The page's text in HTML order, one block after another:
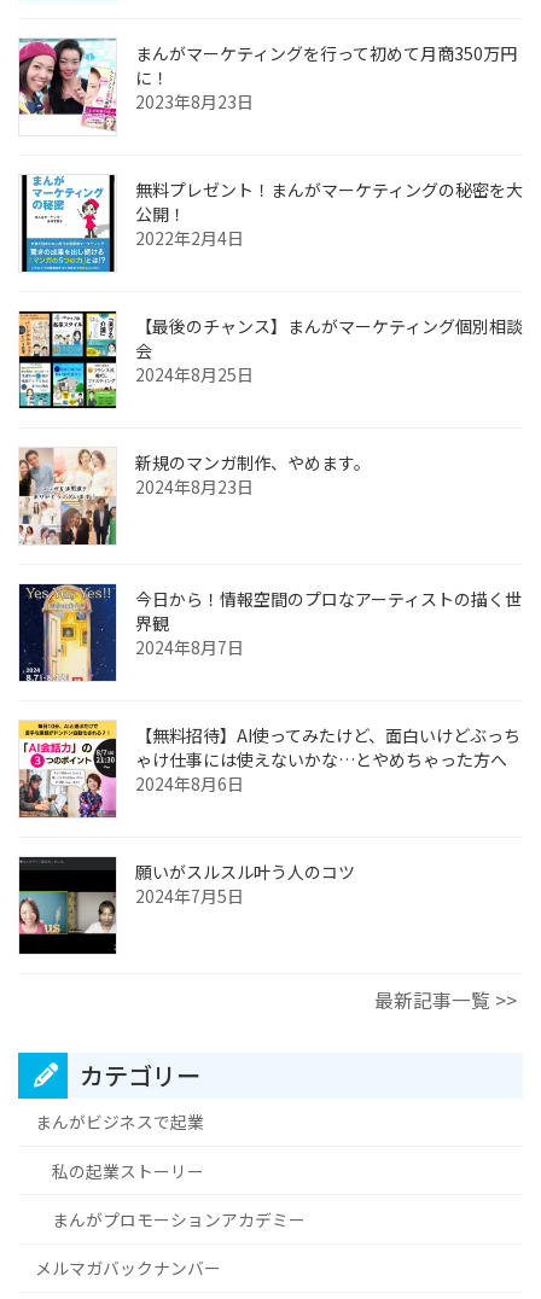
まんがマーケティングを行って初めて月商350万円
に！
2023年8月23日
無料プレゼント！まんがマーケティングの秘密を大
公開！
2022年2月4日
【最後のチャンス】まんがマーケティング個別相談
会
2024年8月25日
新規のマンガ制作、やめます。
2024年8月23日
今日から！情報空間のプロなアーティストの描く世
界観
2024年8月7日
【無料招待】AI使ってみたけど、面白いけどぶっち
ゃけ仕事には使えないかな…とやめちゃった方へ
2024年8月6日
願いがスルスル叶う人のコツ
2024年7月5日
最新記事一覧 >>
カテゴリー
まんがビジネスで起業
私の起業ストーリー
まんがプロモーションアカデミー
メルマガバックナンバー